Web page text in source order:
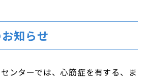
知らせ
ンターでは、心筋症を有する、ま